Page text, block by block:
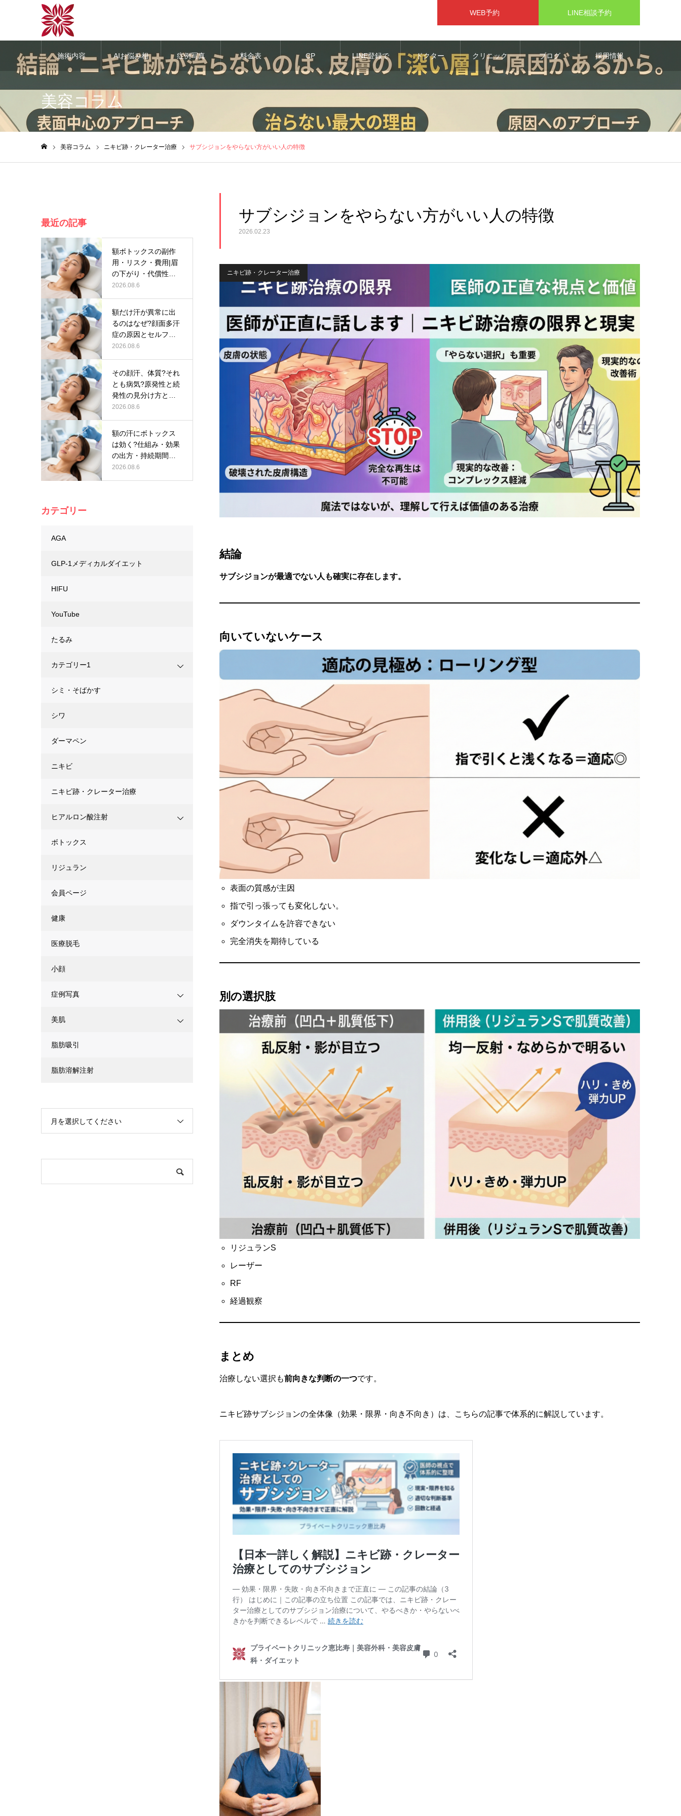
WEB予約 LINE相談予約
施術内容 AIお悩み相 症例写真 料金表 CP LINE登録で ドクター クリニック ブログ 採用情報
美容コラム
美容コラム ニキビ跡・クレーター治療 サブシジョンをやらない方がいい人の特徴
サブシジョンをやらない方がいい人の特徴
2026.02.23
ニキビ跡・クレーター治療
結論
サブシジョンが最適でない人も確実に存在します。
向いていないケース
表面の質感が主因
指で引っ張っても変化しない。
ダウンタイムを許容できない
完全消失を期待している
別の選択肢
リジュランS
レーザー
RF
経過観察
まとめ
治療しない選択も前向きな判断の一つです。
ニキビ跡サブシジョンの全体像（効果・限界・向き不向き）は、こちらの記事で体系的に解説しています。
最近の記事
額ボトックスの副作
用・リスク・費用|眉
の下がり・代償性発
汗・保険適…
2026.08.6
額だけ汗が異常に出
るのはなぜ?顔面多汗
症の原因とセルフチ
ェック
2026.08.6
その顔汗、体質?それ
とも病気?原発性と続
発性の見分け方と受
診の目安…
2026.08.6
額の汗にボトックス
は効く?仕組み・効果
の出方・持続期間を
わかりやす…
2026.08.6
カテゴリー
AGA
GLP-1メディカルダイエット
HIFU
YouTube
たるみ
カテゴリー1
シミ・そばかす
シワ
ダーマペン
ニキビ
ニキビ跡・クレーター治療
ヒアルロン酸注射
ボトックス
リジュラン
会員ページ
健康
医療脱毛
小顔
症例写真
美肌
脂肪吸引
脂肪溶解注射
月を選択してください